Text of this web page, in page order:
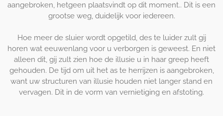
aangebroken, hetgeen plaatsvindt op dit moment.. Dit is een
grootse weg, duidelijk voor iedereen.
Hoe meer de sluier wordt opgetild, des te luider zult gij
horen wat eeuwenlang voor u verborgen is geweest. En niet
alleen dit, gij zult zien hoe de illusie u in haar greep heeft
gehouden. De tijd om uit het as te herrijzen is aangebroken,
want uw structuren van illusie houden niet langer stand en
vervagen. Dit in de vorm van vernietiging en afstoting.